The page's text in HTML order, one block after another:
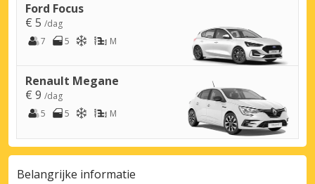
Ford Focus
€ 5 /dag
7
5 M
Renault Megane
€ 9 /dag
5
5 M
Belangrijke informatie